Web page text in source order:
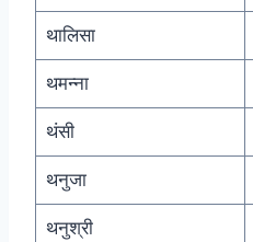
थालिसा
थमन्ना
थंसी
थनुजा
थनुश्री